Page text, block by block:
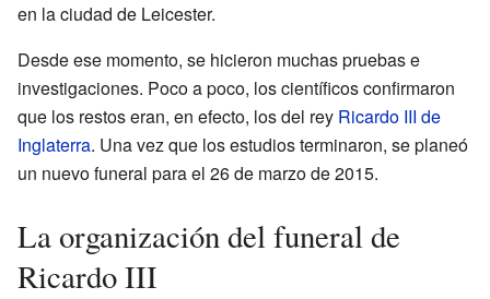
en la ciudad de Leicester.
Desde ese momento, se hicieron muchas pruebas e
investigaciones. Poco a poco, los científicos confirmaron
que los restos eran, en efecto, los del rey Ricardo III de
Inglaterra. Una vez que los estudios terminaron, se planeó
un nuevo funeral para el 26 de marzo de 2015.
La organización del funeral de
Ricardo III